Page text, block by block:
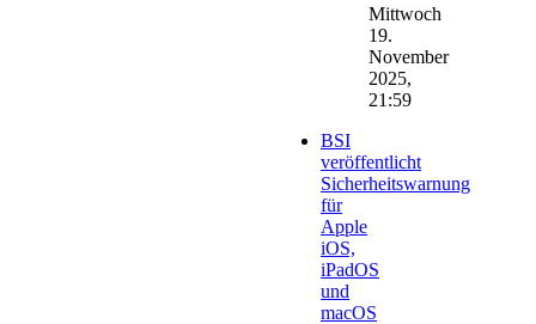
Beitrag
Mittwoch
19.
November
2025,
21:59
BSI
veröffentlicht
Sicherheitswarnung
für
Apple
iOS,
iPadOS
und
macOS